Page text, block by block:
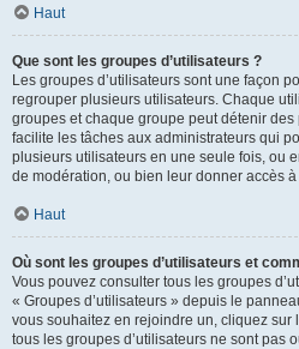
Haut
Que sont les groupes d’utilisateurs ?
Les groupes d’utilisateurs sont une façon
regrouper plusieurs utilisateurs. Chaque
groupes et chaque groupe peut détenir
facilite les tâches aux administrateurs qui
plusieurs utilisateurs en une seule fois, ou
de modération, ou bien leur donner accès
Haut
Où sont les groupes d’utilisateurs et
Vous pouvez consulter tous les groupes
« Groupes d’utilisateurs » depuis le
vous souhaitez en rejoindre un, cliquez
tous les groupes d’utilisateurs ne sont pas